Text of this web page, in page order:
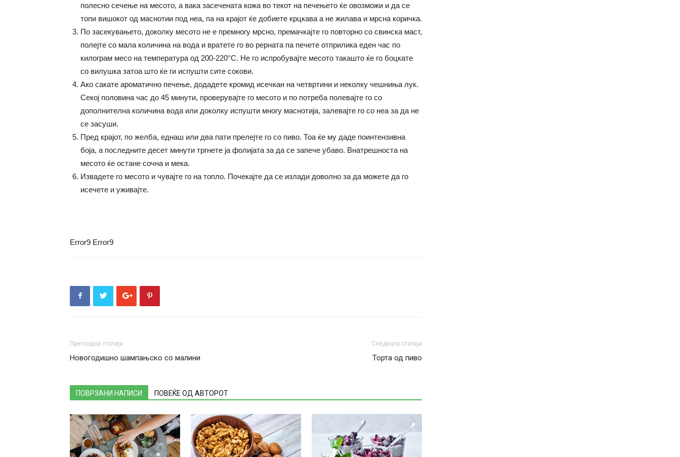
полесно сечење на месото, а вака засечената кожа во текот на печењето ќе овозможи и да се
топи вишокот од маснотии под неа, па на крајот ќе добиете крцкава а не жилава и мрсна коричка.
По засекувањето, доколку месото не е премногу мрсно, премачкајте го повторно со свинска маст,
полејте со мала количина на вода и вратете го во рерната па печете отприлика еден час по
килограм месо на температура од 200-220°C. Не го испробувајте месото такашто ќе го боцкате
со вилушка затоа што ќе ги испушти сите сокови.
Ако сакате ароматично печење, додадете кромид исечкан на четвртини и неколку чешниња лук.
Секој половина час до 45 минути, проверувајте го месото и по потреба полевајте го со
дополнителна количина вода или доколку испушти многу маснотија, залевајте го со неа за да не
се засуши.
Пред крајот, по желба, еднаш или два пати прелејте го со пиво. Тоа ќе му даде поинтензивна
боја, а последните десет минути тргнете ја фолијата за да се запече убаво. Внатрешноста на
месото ќе остане сочна и мека.
Извадете го месото и чувајте го на топло. Почекајте да се излади доволно за да можете да го
исечете и уживајте.
Error9 Error9
Претходна статија
Новогодишно шампањско со малини
Следната статија
Торта од пиво
ПОВРЗАНИ НАПИСИ ПОВЕЌЕ ОД АВТОРОТ